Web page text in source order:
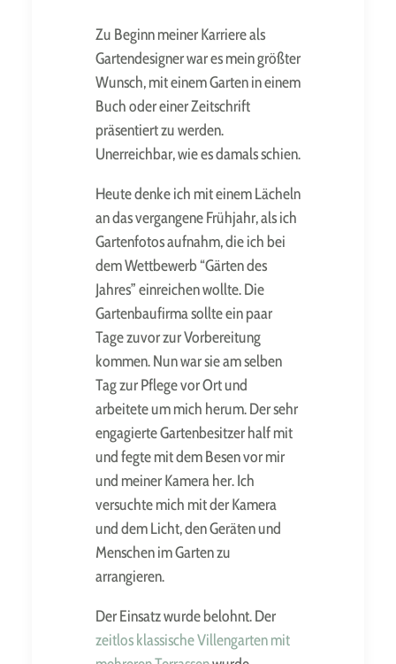
Zu Beginn meiner Karriere als
Gartendesigner war es mein größter
Wunsch, mit einem Garten in einem
Buch oder einer Zeitschrift
präsentiert zu werden.
Unerreichbar, wie es damals schien.
Heute denke ich mit einem Lächeln
an das vergangene Frühjahr, als ich
Gartenfotos aufnahm, die ich bei
dem Wettbewerb “Gärten des
Jahres” einreichen wollte. Die
Gartenbaufirma sollte ein paar
Tage zuvor zur Vorbereitung
kommen. Nun war sie am selben
Tag zur Pflege vor Ort und
arbeitete um mich herum. Der sehr
engagierte Gartenbesitzer half mit
und fegte mit dem Besen vor mir
und meiner Kamera her. Ich
versuchte mich mit der Kamera
und dem Licht, den Geräten und
Menschen im Garten zu
arrangieren.
Der Einsatz wurde belohnt. Der
zeitlos klassische Villengarten mit